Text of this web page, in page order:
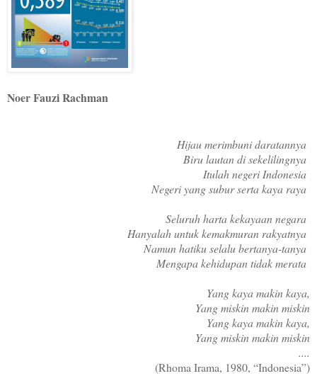
Noer Fauzi Rachman
Hijau merimbuni daratannya
Biru lautan di sekelilingnya
Itulah negeri Indonesia
Negeri yang subur serta kaya raya
Seluruh harta kekayaan negara
Hanyalah untuk kemakmuran rakyatnya
Namun hatiku selalu bertanya-tanya
Mengapa kehidupan tidak merata
Yang kaya makin kaya,
Yang miskin makin miskin
Yang kaya makin kaya,
Yang miskin makin miskin
....
(Rhoma Irama, 1980, “Indonesia”)